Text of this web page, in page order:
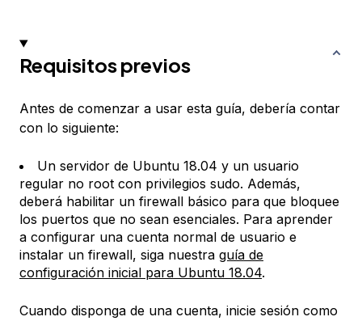
Requisitos previos
Antes de comenzar a usar esta guía, debería contar
con lo siguiente:
Un servidor de Ubuntu 18.04 y un usuario
regular no root con privilegios sudo. Además,
deberá habilitar un firewall básico para que bloquee
los puertos que no sean esenciales. Para aprender
a configurar una cuenta normal de usuario e
instalar un firewall, siga nuestra guía de
configuración inicial para Ubuntu 18.04.
Cuando disponga de una cuenta, inicie sesión como